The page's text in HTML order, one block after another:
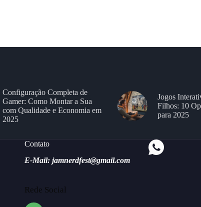
Configuração Completa de
Gamer: Como Montar a Sua
com Qualidade e Economia em
2025
Jogos
Filhos: 10
para 2025
Contato
E-Mail: jamnerdfest@gmail.com
Rede Social